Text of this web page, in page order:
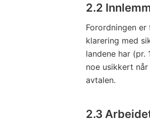
2.2
Forordningen
klarering med
landene har
noe usikkert
avtalen.
2.3